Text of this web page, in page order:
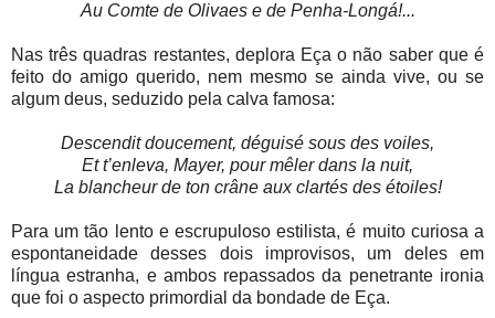
Au Comte de Olivaes e de Penha-Longá!...
Nas três quadras restantes, deplora Eça o não saber que é
feito do amigo querido, nem mesmo se ainda vive, ou se
algum deus, seduzido pela calva famosa:
Descendit doucement, déguisé sous des voiles,
Et t’enleva, Mayer, pour mêler dans la nuit,
La blancheur de ton crâne aux clartés des étoiles!
Para um tão lento e escrupuloso estilista, é muito curiosa a
espontaneidade desses dois improvisos, um deles em
língua estranha, e ambos repassados da penetrante ironia
que foi o aspecto primordial da bondade de Eça.